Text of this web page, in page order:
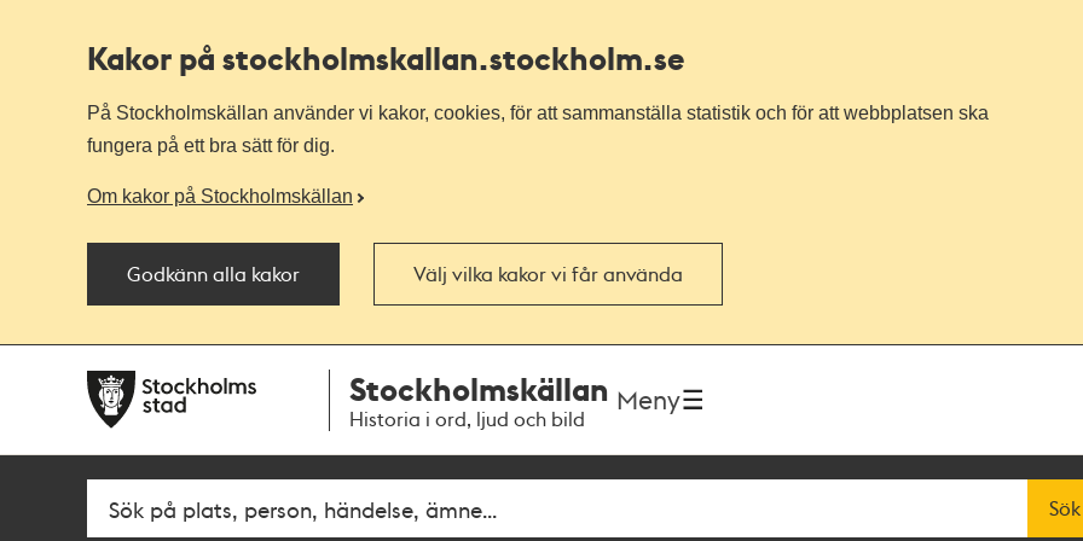
Kakor på stockholmskallan.stockholm.se
På Stockholmskällan använder vi kakor, cookies, för att sammanställa statistik och för att webbplatsen ska
fungera på ett bra sätt för dig.
Om kakor på Stockholmskällan
Godkänn alla kakor Välj vilka kakor vi får använda
navigationen
huvudinnehållet
Stockholmskällan
Historia i ord, ljud och bild
Meny
Fritextsök Sök